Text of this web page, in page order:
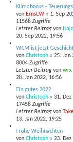
Klimabonus -
von Ernst.W » 1. Sep
11568 Zugriffe
Letzter Beitrag von
20. Sep 2022, 19:56
WCM ist jetzt
von Christoph » 25. Jan
8004 Zugriffe
Letzter Beitrag von wrx
28. Jan 2022, 16:56
Ein gutes 2022
von Christoph » 31.
17458 Zugriffe
Letzter Beitrag von
13. Jan 2022, 19:25
Frohe Weihnachten
von Christoph » 23.